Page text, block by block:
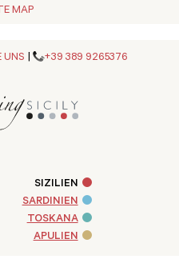
MAP
UNS | +39 389 9265376
SIZILIEN
SARDINIEN
TOSKANA
APULIEN